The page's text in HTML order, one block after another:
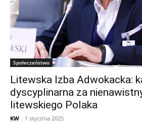
Społeczeństwo
Litewska Izba Adwokacka:
dyscyplinarna za
litewskiego Polaka
KW - 1 stycznia 2025